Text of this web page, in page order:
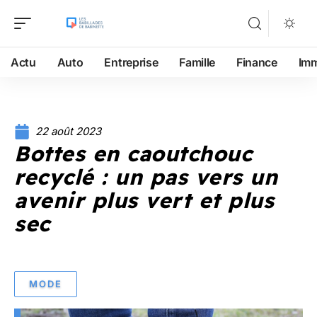
Actu Auto Entreprise Famille Finance
22 août 2023
Bottes en caoutchouc
recyclé : un pas vers un
avenir plus vert et plus
sec
MODE